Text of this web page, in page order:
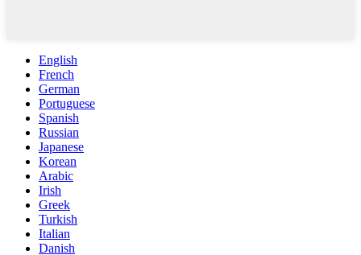
English
French
German
Portuguese
Spanish
Russian
Japanese
Korean
Arabic
Irish
Greek
Turkish
Italian
Danish